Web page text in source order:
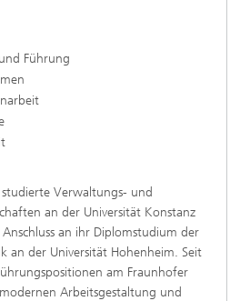
Führung
Verwaltungs- und
an der Universität Konstanz
an ihr Diplomstudium der
an der Universität Hohenheim. Seit
am Fraunhofer
Arbeitsgestaltung und